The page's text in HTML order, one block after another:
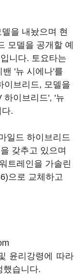
을 내놨으며 현
모델을 공개할 예
니다. 토요타는
'뉴 시에나'를
이브리드, 모델을
하이브리드', '뉴
.
일드 하이브리드
갖추고 있으며
트레인을 가솔린
으로 교체하고
윤리강령에 따라
했습니다.